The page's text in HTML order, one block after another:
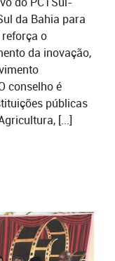
da Bahia para
o
da inovação,
conselho é
públicas
[...]